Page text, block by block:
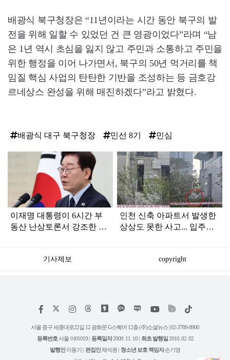
배광식 북구청장은 “11년이라는 시간 동안 북구의 발
전을 위해 일할 수 있었던 건 큰 영광이었다”라며 “남
은 1년 역시 초심을 잃지 않고 주민과 소통하고 주민을
위한 행정을 이어 나가면서, 북구의 50년 먹거리를 책
임질 핵심 사업의 탄탄한 기반을 조성하는 등 금호강
르네상스 완성을 위해 매진하겠다”라고 밝혔다.
배광식 대구 북구청장 민선 8기 민심
이재명 대통령이 6시간 부
동산 난상토론서 강조한 내
인천 신축 아파트서 발생한
상상도 못한 사고... 입주민
기사제보 copyright
페
스
북
인
타
그
램
위
트
리
유
튜
틱
서울 중구 세종대로22길 12 광화문 G스퀘어 12층 (주)소셜뉴스 | 02-3789-8900
등록번호 서울 아01019 | 등록일자2009. 11. 10 | 최초 발행일2010. 02. 02
발행인 이동기 | 편집인채석원 | 청소년 보호 책임자손기영